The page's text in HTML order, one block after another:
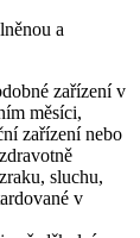
a
zařízení v
měsíci,
zařízení nebo
sluchu,
v